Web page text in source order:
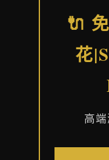
🔌
花
高